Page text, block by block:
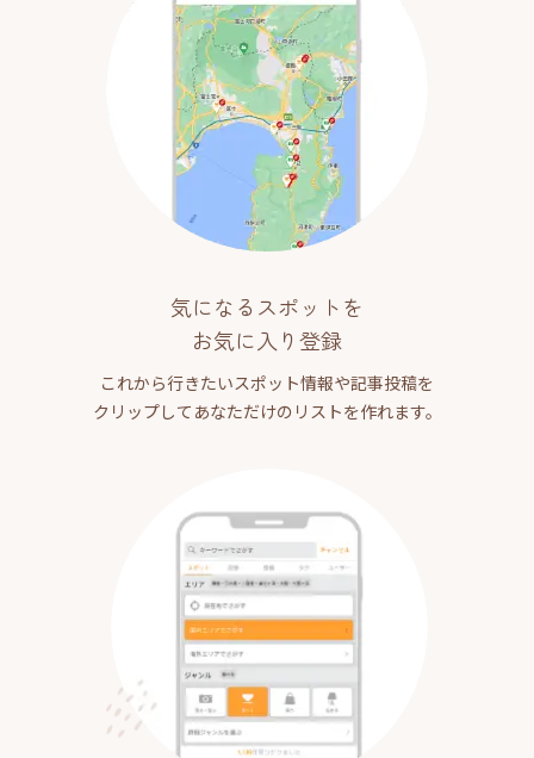
気になるスポットを
お気に入り登録
これから行きたいスポット情報や記事投稿を
クリップしてあなただけのリストを作れます。